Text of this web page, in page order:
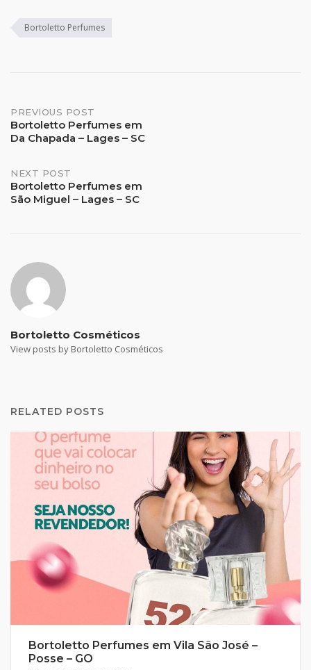
Bortoletto Perfumes
Post
navigation
PREVIOUS POST
Bortoletto Perfumes em
Da Chapada – Lages – SC
NEXT POST
Bortoletto Perfumes em
São Miguel – Lages – SC
Bortoletto Cosméticos
View posts by Bortoletto Cosméticos
RELATED POSTS
Bortoletto Perfumes em Vila São José –
Posse – GO